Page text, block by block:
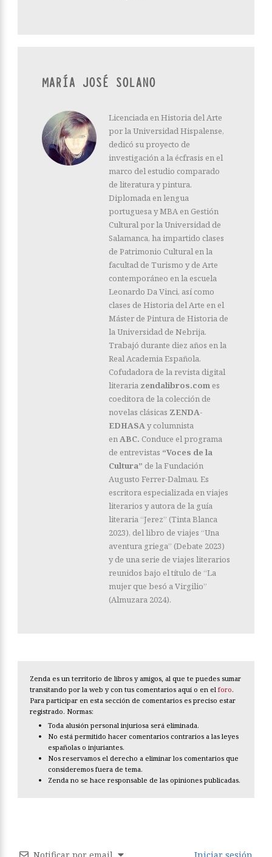
MARÍA JOSÉ SOLANO
Licenciada en Historia del Arte
por la Universidad Hispalense,
dedicó su proyecto de
investigación a la écfrasis en el
marco del estudio comparado
de literatura y pintura.
Diplomada en lengua
portuguesa y MBA en Gestión
Cultural por la Universidad de
Salamanca, ha impartido clases
de Patrimonio Cultural en la
facultad de Turismo y de Arte
contemporáneo en la escuela
Leonardo Da Vinci, así como
clases de Historia del Arte en el
Máster de Pintura de Historia de
la Universidad de Nebrija.
Trabajó durante diez años en la
Real Academia Española.
Cofudadora de la revista digital
literaria zendalibros.com es
coeditora de la colección de
novelas clásicas ZENDA-
EDHASAy columnista
enABC. Conduce el programa
de entrevistas “Voces de la
Cultura” de la Fundación
Augusto Ferrer-Dalmau. Es
escritora especializada en viajes
literarios y autora de la guía
literaria “Jerez” (Tinta Blanca
2023), del libro de viajes “Una
aventura griega” (Debate 2023)
y de una serie de viajes literarios
reunidos bajo el título de “La
mujer que besó a Virgilio”
(Almuzara 2024).
Zenda es un territorio de libros y amigos, al que te puedes sumar
transitando por la web y con tus comentarios aquí o en el foro.
Para participar en esta sección de comentarios es preciso estar
registrado. Normas:
Toda alusión personal injuriosa será eliminada.
No está permitido hacer comentarios contrarios a las leyes
españolas o injuriantes.
Nos reservamos el derecho a eliminar los comentarios que
consideremos fuera de tema.
Zenda no se hace responsable de las opiniones publicadas.
Notificar por email Iniciar sesión